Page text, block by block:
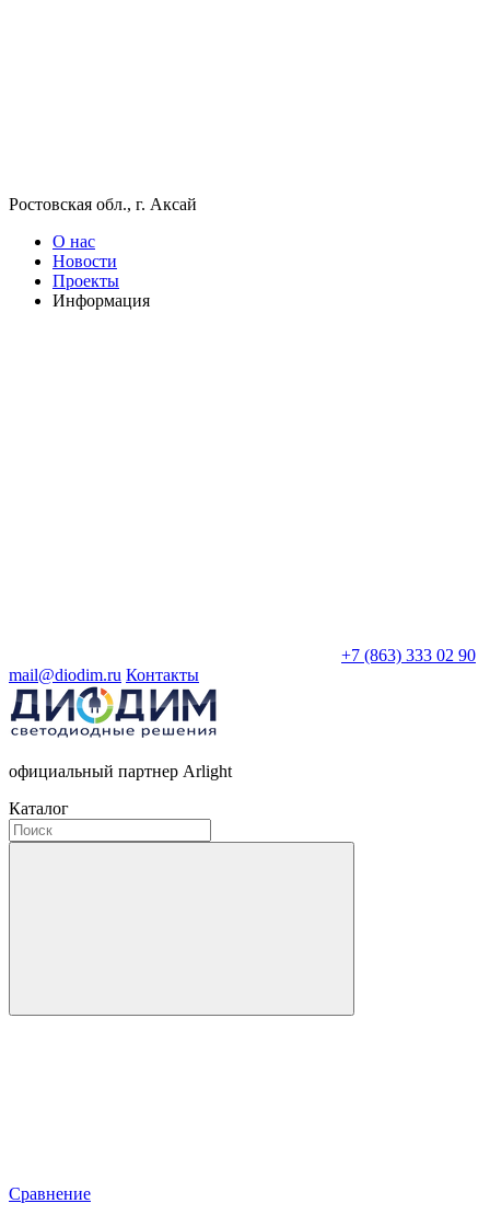
Ростовская обл., г. Аксай
О нас
Новости
Проекты
Информация
+7 (863) 333 02 90
mail@diodim.ru Контакты
официальный партнер Arlight
Каталог
Сравнение